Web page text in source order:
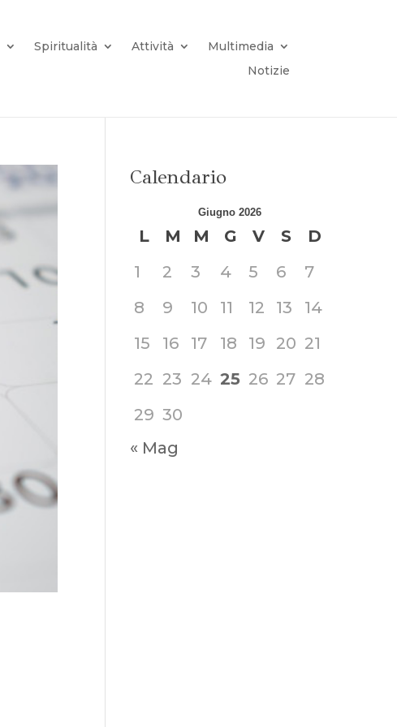
Spiritualità Attività
Multimedia
Notizie
Calendario
Giugno 2026
L M M G V S
D
1
2 3 4 5 6
7
8
9 10 11 12 13
14
15
16 17 18 19 20 21
22 23 24 25 26 27 28
29 30
« Mag